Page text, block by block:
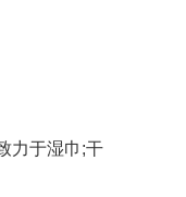
力于湿巾;干